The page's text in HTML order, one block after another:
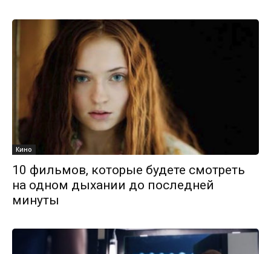
Кино
10 фильмов, которые будете смотреть
на одном дыхании до последней
минуты